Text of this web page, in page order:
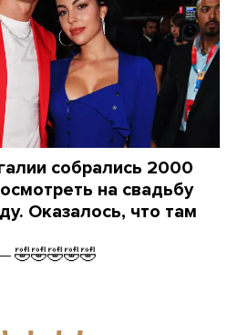
собрались 2000
на свадьбу
Оказалось, что там
🤣🤣🤣🤣🤣